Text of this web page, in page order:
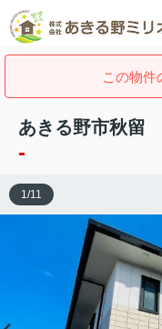
この物件
あきる野市秋留
-
1/11